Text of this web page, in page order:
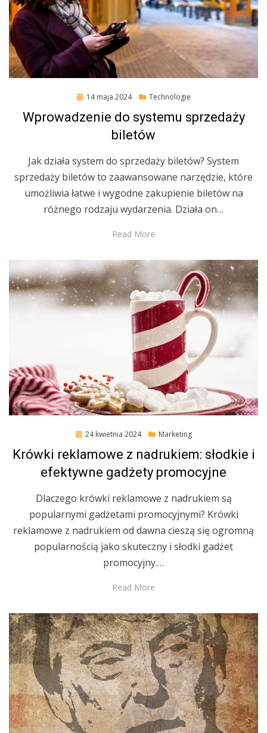
Posted
14 maja 2024 Technologie
Wprowadzenie do systemu sprzedaży
biletów
Jak działa system do sprzedaży biletów? System
sprzedaży biletów to zaawansowane narzędzie, które
umożliwia łatwe i wygodne zakupienie biletów na
różnego rodzaju wydarzenia. Działa on…
Read More
Posted
24 kwietnia 2024 Marketing
Krówki reklamowe z nadrukiem: słodkie i
efektywne gadżety promocyjne
Dlaczego krówki reklamowe z nadrukiem są
popularnymi gadżetami promocyjnymi? Krówki
reklamowe z nadrukiem od dawna cieszą się ogromną
popularnością jako skuteczny i słodki gadżet
promocyjny.…
Read More